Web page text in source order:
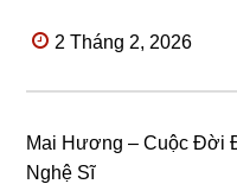
2 Tháng 2, 2026
Mai Hương – Cuộc Đời
Nghệ Sĩ